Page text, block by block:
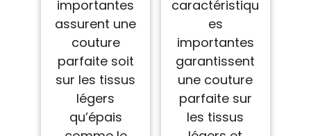
importantes
assurent une
couture
parfaite soit
sur les tissus
légers
qu’épais
caractéristiqu
es
importantes
garantissent
une couture
parfaite sur
les tissus